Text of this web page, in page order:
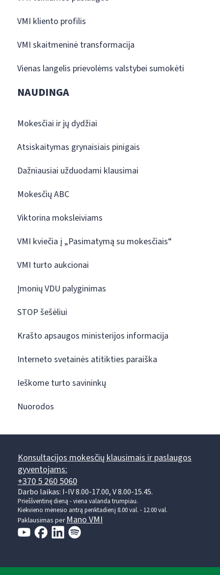
VMI kliento profilis
VMI skaitmeninė transformacija
Vienas langelis prievolėms valstybei sumokėti
NAUDINGA
Mokesčiai ir jų dydžiai
Atsiskaitymas grynaisiais pinigais
Dažniausiai užduodami klausimai
Mokesčių ABC
Viktorina moksleiviams
VMI kviečia į „Pasimatymą su mokesčiais“
VMI turto aukcionai
Įmonių VDU palyginimas
STOP šešėliui
Krašto apsaugos ministerijos informacija
Interneto svetainės atitikties paraiška
Ieškome turto savininkų
Nuorodos
Konsultacijos mokesčių klausimais ir paslaugos
gyventojams:
+370 5 260 5060
Darbo laikas: I-IV 8.00-17.00, V 8.00-15.45.
Prieššventinę dieną - viena valanda trumpiau.
Kiekvieno mėnesio antrą penktadienį 8.00 val. - 12.00 val.
Paklausimas perMano VMI